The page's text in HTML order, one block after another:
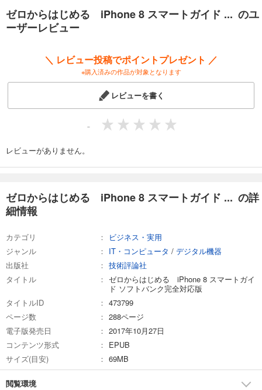
ゼロからはじめる iPhone 8 スマートガイド ... のユ
ーザーレビュー
＼ レビュー投稿でポイントプレゼント ／
※購入済みの作品が対象となります
レビューを書く
-
レビューがありません。
ゼロからはじめる iPhone 8 スマートガイド ... の詳
細情報
カテゴリ
ビジネス・実用
ジャンル
IT・コンピュータ / デジタル機器
出版社
技術評論社
タイトル
ゼロからはじめる iPhone 8 スマートガイ
ド ソフトバンク完全対応版
タイトルID
473799
ページ数
288ページ
電子版発売日
2017年10月27日
コンテンツ形式
EPUB
サイズ(目安)
69MB
閲覧環境